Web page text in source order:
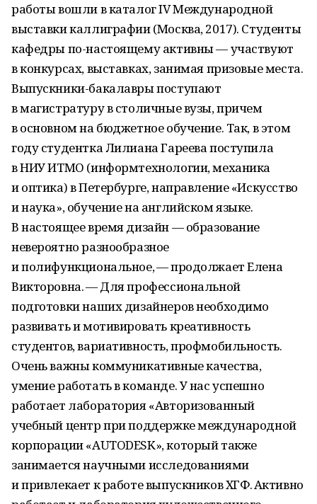
работы вошли в каталог IV Международной
выставки каллиграфии (Москва, 2017). Студенты
кафедры по-настоящему активны — участвуют
в конкурсах, выставках, занимая призовые места.
Выпускники-бакалавры поступают
в магистратуру в столичные вузы, причем
в основном на бюджетное обучение. Так, в этом
году студентка Лилиана Гареева поступила
в НИУ ИТМО (информтехнологии, механика
и оптика) в Петербурге, направление «Искусство
и наука», обучение на английском языке.
В настоящее время дизайн — образование
невероятно разнообразное
и полифункциональное, — продолжает Елена
Викторовна. — Для профессиональной
подготовки наших дизайнеров необходимо
развивать и мотивировать креативность
студентов, вариативность, профмобильность.
Очень важны коммуникативные качества,
умение работать в команде. У нас успешно
работает лаборатория «Авторизованный
учебный центр при поддержке международной
корпорации «AUTODESK», который также
занимается научными исследованиями
и привлекает к работе выпускников ХГФ. Активно